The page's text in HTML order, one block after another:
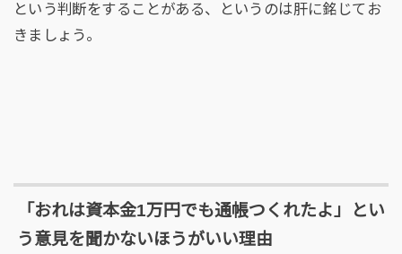
という判断をすることがある、というのは肝に銘じてお
きましょう。
「おれは資本金1万円でも通帳つくれたよ」とい
う意見を聞かないほうがいい理由